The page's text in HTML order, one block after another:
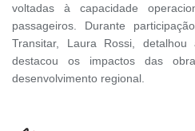
voltadas à capacidade
passageiros. Durante
Transitar, Laura Rossi,
destacou os impactos das
desenvolvimento regional.